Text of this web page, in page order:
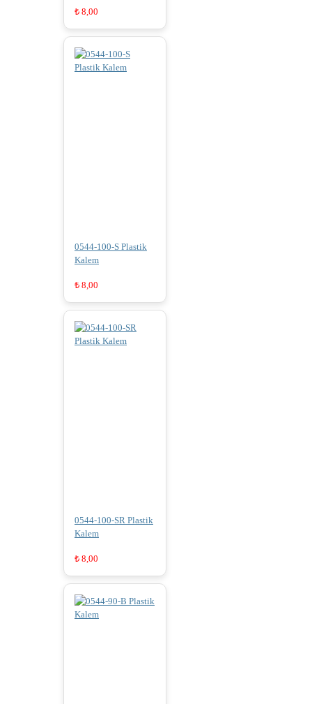
₺ 8,00
0544-100-S Plastik
Kalem
₺ 8,00
0544-100-SR Plastik
Kalem
₺ 8,00